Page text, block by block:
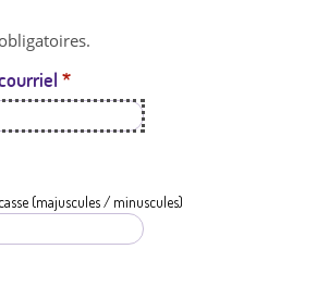
l
e
*
(majuscules / minuscules)